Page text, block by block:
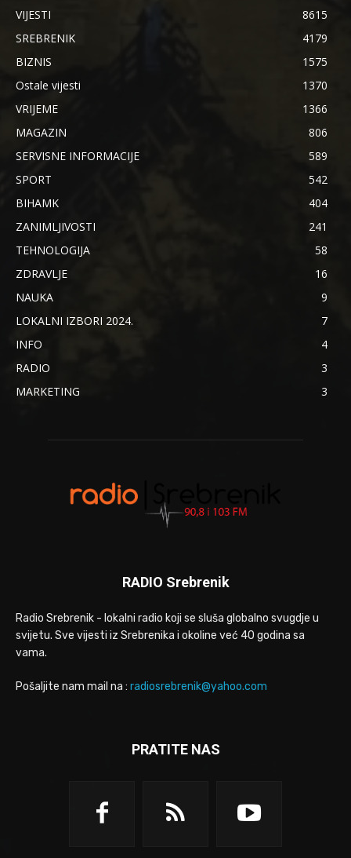
VIJESTI
8615
SREBRENIK
4179
BIZNIS
1575
Ostale vijesti
1370
VRIJEME
1366
MAGAZIN
806
SERVISNE INFORMACIJE
589
SPORT
542
BIHAMK
404
ZANIMLJIVOSTI
241
TEHNOLOGIJA
58
ZDRAVLJE
16
NAUKA
9
LOKALNI IZBORI 2024.
7
INFO
4
RADIO
3
MARKETING
3
RADIO Srebrenik
Radio Srebrenik - lokalni radio koji se sluša globalno svugdje u
svijetu. Sve vijesti iz Srebrenika i okoline već 40 godina sa
vama.
Pošaljite nam mail na : radiosrebrenik@yahoo.com
PRATITE NAS